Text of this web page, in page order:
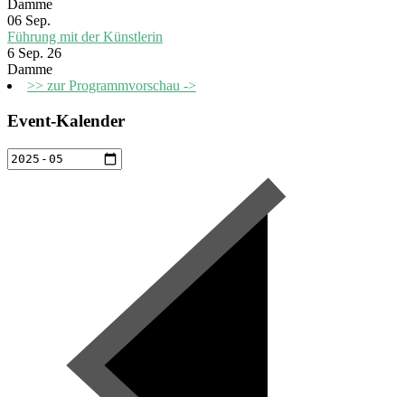
Damme
06 Sep.
Führung mit der Künstlerin
6 Sep. 26
Damme
>> zur Programmvorschau ->
Event-Kalender